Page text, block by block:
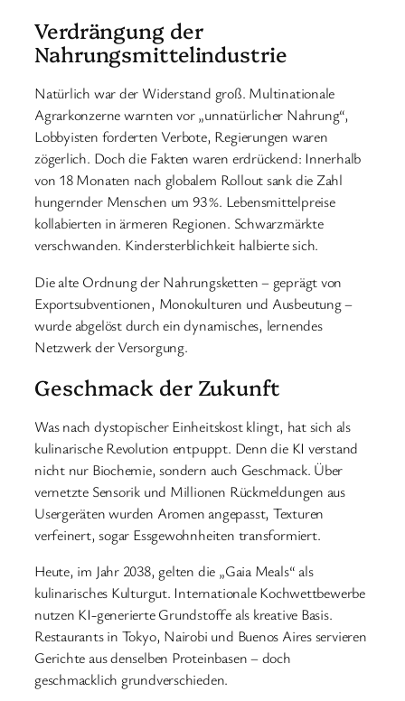
Verdrängung der
Nahrungsmittelindustrie
Natürlich war der Widerstand groß. Multinationale
Agrarkonzerne warnten vor „unnatürlicher Nahrung“,
Lobbyisten forderten Verbote, Regierungen waren
zögerlich. Doch die Fakten waren erdrückend: Innerhalb
von 18 Monaten nach globalem Rollout sank die Zahl
hungernder Menschen um 93 %. Lebensmittelpreise
kollabierten in ärmeren Regionen. Schwarzmärkte
verschwanden. Kindersterblichkeit halbierte sich.
Die alte Ordnung der Nahrungsketten – geprägt von
Exportsubventionen, Monokulturen und Ausbeutung –
wurde abgelöst durch ein dynamisches, lernendes
Netzwerk der Versorgung.
Geschmack der Zukunft
Was nach dystopischer Einheitskost klingt, hat sich als
kulinarische Revolution entpuppt. Denn die KI verstand
nicht nur Biochemie, sondern auch Geschmack. Über
vernetzte Sensorik und Millionen Rückmeldungen aus
Usergeräten wurden Aromen angepasst, Texturen
verfeinert, sogar Essgewohnheiten transformiert.
Heute, im Jahr 2038, gelten die „Gaia Meals“ als
kulinarisches Kulturgut. Internationale Kochwettbewerbe
nutzen KI-generierte Grundstoffe als kreative Basis.
Restaurants in Tokyo, Nairobi und Buenos Aires servieren
Gerichte aus denselben Proteinbasen – doch
geschmacklich grundverschieden.